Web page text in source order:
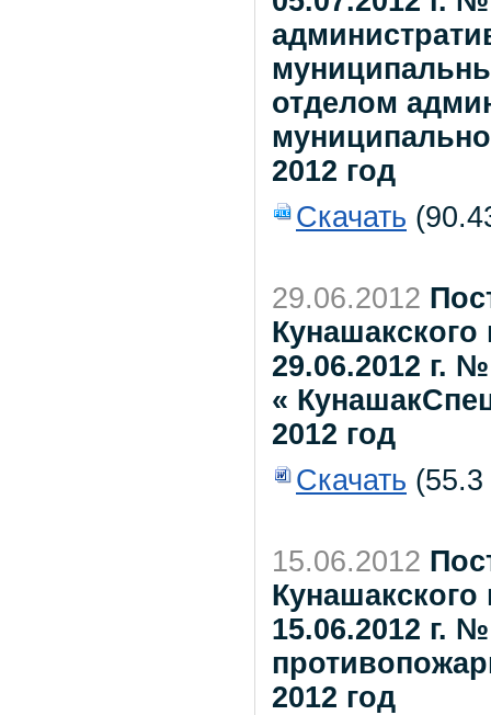
отделом
2012 год
Скачать
29.06.2012
29.06.2012 г.
«
2012 год
Скачать
15.06.2012
15.06.2012 г.
2012 год